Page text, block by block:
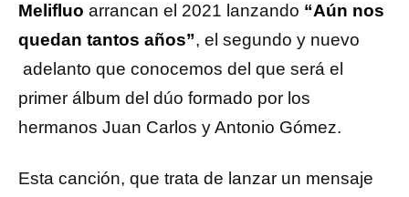
Melifluo arrancan el 2021 lanzando “Aún nos
quedan tantos años”, el segundo y nuevo
adelanto que conocemos del que será el
primer álbum del dúo formado por los
hermanos Juan Carlos y Antonio Gómez.
Esta canción, que trata de lanzar un mensaje